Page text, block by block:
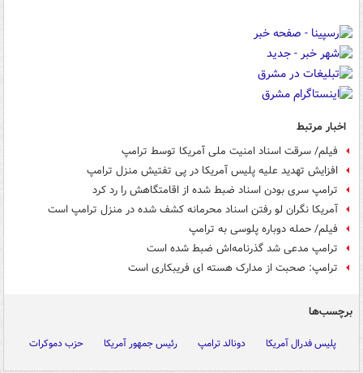
اخبار مرتبط
فیلم/ سرقت اسناد امنیت ملی آمریکا توسط ترامپ
افزایش تهدید علیه پلیس آمریکا در پی تفتیش منزل ترامپ
ترامپ سری بودن اسناد ضبط شده از اقامتگاهش را رد کرد
آمریکا نگران لو رفتن اسناد محرمانه کشف شده در منزل ترامپ است
فیلم/ حمله دوباره پلوسی به ترامپ
ترامپ مدعی شد گذرنامه‌اش ضبط شده است
ترامپ: صحبت از مدارک هسته ای فریبکاری است
برچسب‌ها
پلیس فدرال آمریکا دونالد ترامپ رئیس جمهور آمریکا حزب دموکرات